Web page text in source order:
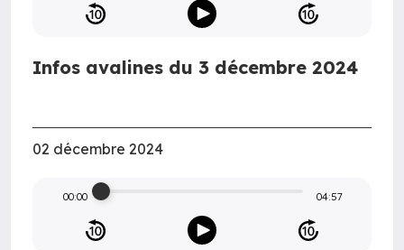
Infos avalines du 3 décembre 2024
02 décembre 2024
00:00 04:57